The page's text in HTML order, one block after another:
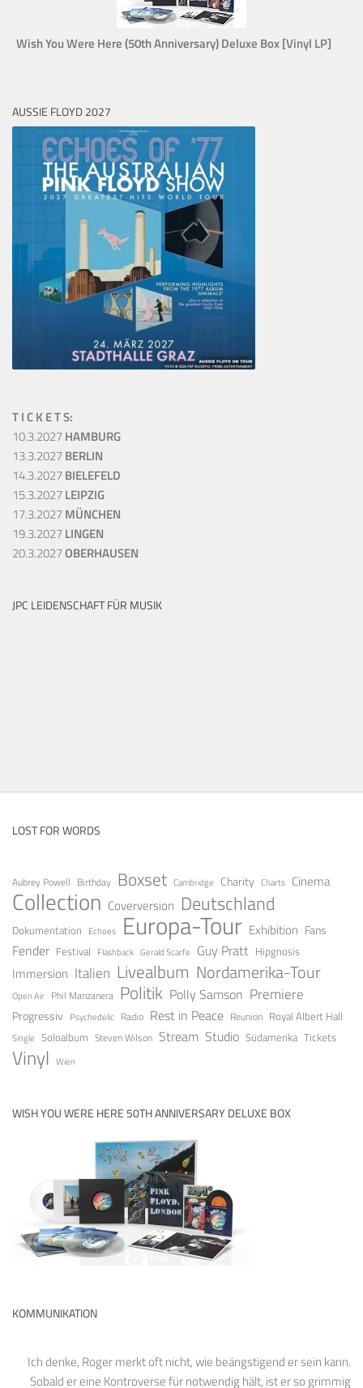
Wish You Were Here (50th Anniversary) Deluxe Box [Vinyl LP]
AUSSIE FLOYD 2027
T I C K E T S:
10.3.2027HAMBURG
13.3.2027BERLIN
14.3.2027BIELEFELD
15.3.2027LEIPZIG
17.3.2027MÜNCHEN
19.3.2027LINGEN
20.3.2027OBERHAUSEN
JPC LEIDENSCHAFT FÜR MUSIK
LOST FOR WORDS
Aubrey Powell Birthday Boxset Cambridge Charity Charts Cinema
Collection Coverversion Deutschland
Dokumentation Echoes Europa-Tour Exhibition Fans
Fender Festival Flashback Gerald Scarfe Guy Pratt Hipgnosis
Immersion Italien Livealbum Nordamerika-Tour
Open Air Phil Manzanera Politik Polly Samson Premiere
Progressiv Psychedelic Radio Rest in Peace Reunion Royal Albert Hall
Single Soloalbum Steven Wilson Stream Studio Südamerika Tickets
Vinyl Wien
WISH YOU WERE HERE 50TH ANNIVERSARY DELUXE BOX
KOMMUNIKATION
Ich denke, Roger merkt oft nicht, wie beängstigend er sein kann.
Sobald er eine Kontroverse für notwendig hält, ist er so grimmig